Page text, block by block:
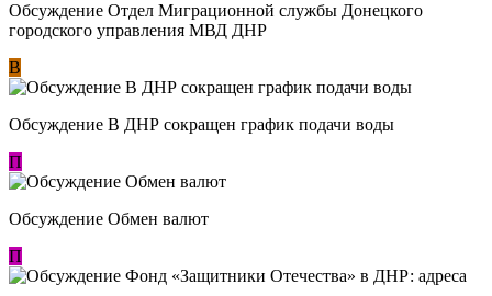
Обсуждение Отдел Миграционной службы Донецкого
городского управления МВД ДНР
В
Обсуждение В ДНР сокращен график подачи воды
П
Обсуждение Обмен валют
П